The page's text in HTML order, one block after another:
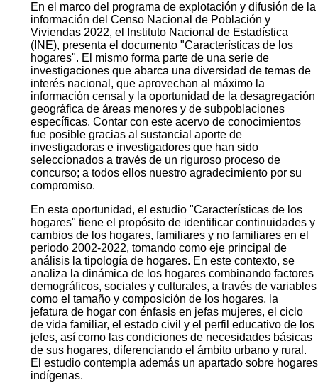
En el marco del programa de explotación y difusión de la
información del Censo Nacional de Población y
Viviendas 2022, el Instituto Nacional de Estadística
(INE), presenta el documento "Características de los
hogares". El mismo forma parte de una serie de
investigaciones que abarca una diversidad de temas de
interés nacional, que aprovechan al máximo la
información censal y la oportunidad de la desagregación
geográfica de áreas menores y de subpoblaciones
específicas. Contar con este acervo de conocimientos
fue posible gracias al sustancial aporte de
investigadoras e investigadores que han sido
seleccionados a través de un riguroso proceso de
concurso; a todos ellos nuestro agradecimiento por su
compromiso.
En esta oportunidad, el estudio "Características de los
hogares" tiene el propósito de identificar continuidades y
cambios de los hogares, familiares y no familiares en el
periodo 2002-2022, tomando como eje principal de
análisis la tipología de hogares. En este contexto, se
analiza la dinámica de los hogares combinando factores
demográficos, sociales y culturales, a través de variables
como el tamaño y composición de los hogares, la
jefatura de hogar con énfasis en jefas mujeres, el ciclo
de vida familiar, el estado civil y el perfil educativo de los
jefes, así como las condiciones de necesidades básicas
de sus hogares, diferenciando el ámbito urbano y rural.
El estudio contempla además un apartado sobre hogares
indígenas.